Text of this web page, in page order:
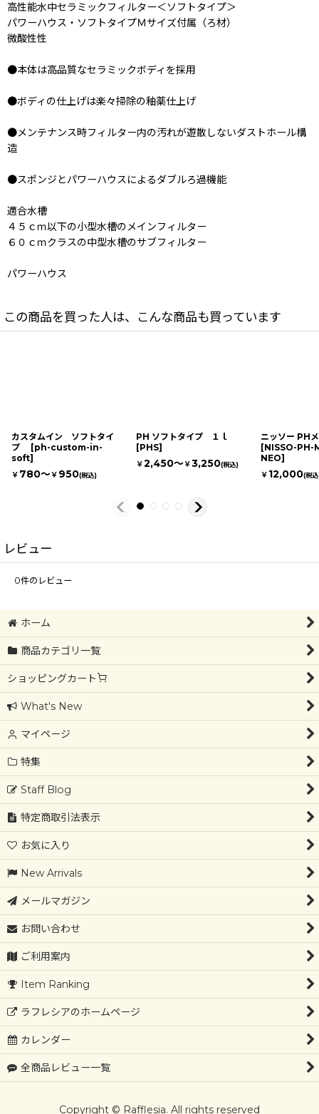
高性能水中セラミックフィルター＜ソフトタイプ＞
パワーハウス・ソフトタイプＭサイズ付属（ろ材）
微酸性性
●本体は高品質なセラミックボディを採用
●ボディの仕上げは楽々掃除の釉薬仕上げ
●メンテナンス時フィルター内の汚れが遊散しないダストホール構
造
●スポンジとパワーハウスによるダブルろ過機能
適合水槽
４５ｃｍ以下の小型水槽のメインフィルター
６０ｃｍクラスの中型水槽のサブフィルター
パワーハウス
この商品を買った人は、こんな商品も買っています
カスタムイン ソフトタイ
プ
[ph-custom-in-
soft]
￥ 780～￥ 950(税込)
PH ソフトタイプ １ｌ
[PHS]
￥2,450～￥3,250(税込)
ニッソー PH
[NISSO-PH-
NEO]
￥ 12,000(税
レビュー
0件のレビュー
ホーム
商品カテゴリ一覧
ショッピングカート
What's New
マイページ
特集
Staff Blog
特定商取引法表示
お気に入り
New Arrivals
メールマガジン
お問い合わせ
ご利用案内
Item Ranking
ラフレシアのホームページ
カレンダー
全商品レビュー一覧
Copyright © Rafflesia. All rights reserved